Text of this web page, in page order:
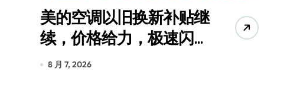
美的空调以旧换新补贴继
续，价格给力，极速闪
装！
8 月 7, 2026